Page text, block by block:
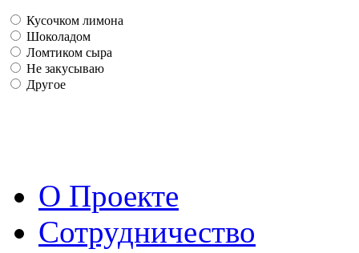
Кусочком лимона
Шоколадом
Ломтиком сыра
Не закусываю
Другое
О Проекте
Сотрудничество